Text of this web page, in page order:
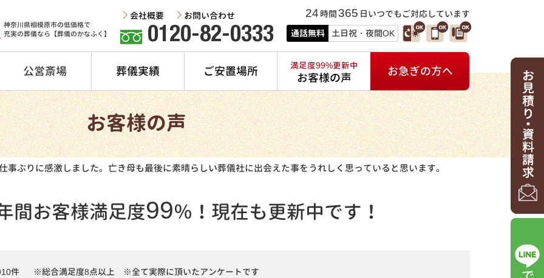
神奈川県相模原市の低価格で
充実の葬儀なら【葬儀のかなふく】
0120-82-0333
24 時間365 日いつでもご対応しています
通話無料 土日祝・夜間OK
会社概要 お問い合わせ
公営斎場 葬儀実績 ご安置場所 満足度99%更新中
お客様の声 お急ぎの方へ
お客様の声
事ぶりに感激しました。亡き母も最後に素晴らしい葬儀社に出会えた事をうれしく思っていると思います。
間お客様満足度99％！ 現在も更新中です！
件 ※総合満足度8点以上 ※全て実際に頂いたアンケートです